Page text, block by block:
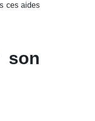
ces aides
son